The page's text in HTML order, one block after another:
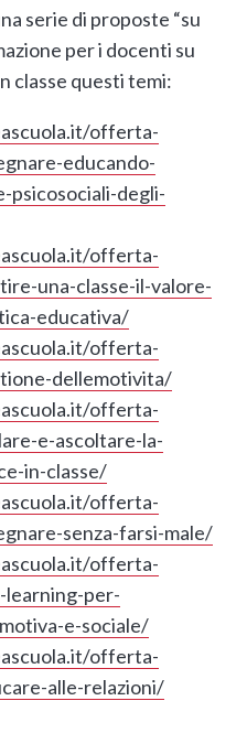
serie di proposte “su
per i docenti su
classe questi temi:
offerta-
educando-
psicosociali-degli-
offerta-
una-classe-il-valore-
educativa/
offerta-
dellemotivita/
offerta-
e-ascoltare-la-
in-classe/
offerta-
senza-farsi-male/
offerta-
per-
e-sociale/
offerta-
alle-relazioni/